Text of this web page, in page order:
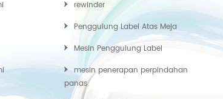
rewinder
Penggulung Label Atas Meja
Mesin Penggulung Label
mesin penerapan perpindahan
panas